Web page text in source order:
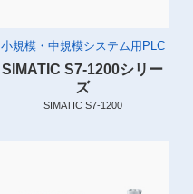
小規模・中規模システム用PLC
SIMATIC S7-1200シリー
ズ
SIMATIC S7-1200